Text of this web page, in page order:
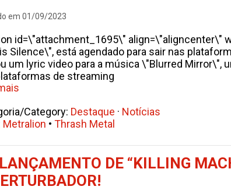
em 01/09/2023
id=\"attachment_1695\" align=\"aligncenter\"
Silence\", está agendado para sair nas
um lyric video para a música \"Blurred Mirror\",
de streaming
Category: Destaque · Notícias
Metralion • Thrash Metal
DE “KILLING